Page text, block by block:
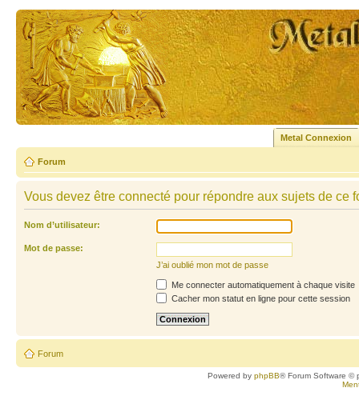
Metal Connexion
Forum
Vous devez être connecté pour répondre aux sujets de ce
Nom d’utilisateur:
Mot de passe:
J’ai oublié mon mot de passe
Me connecter automatiquement à chaque visite
Cacher mon statut en ligne pour cette session
Forum
Powered byphpBB® Forum Software ©